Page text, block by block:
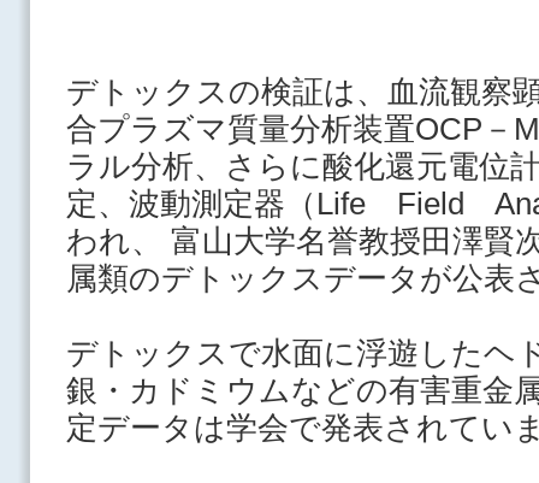
デトックスの検証は、 血流観察
合プラズマ質量分析装置OCP－
ラル分析、さらに酸化還元電位
定、波動測定器（Life Field
われ、
富山大学名誉教授田澤賢
属類のデトックスデータが公表
デトックスで水面に浮遊したヘ
銀・カドミウムなどの有害重金
定データは学会で発表されてい